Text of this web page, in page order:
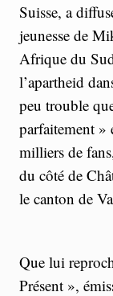
Suisse, a
jeunesse de
Afrique du
l’apartheid
peu trouble
parfaitement »
milliers de
du côté de
le canton de
Que lui
Présent »,